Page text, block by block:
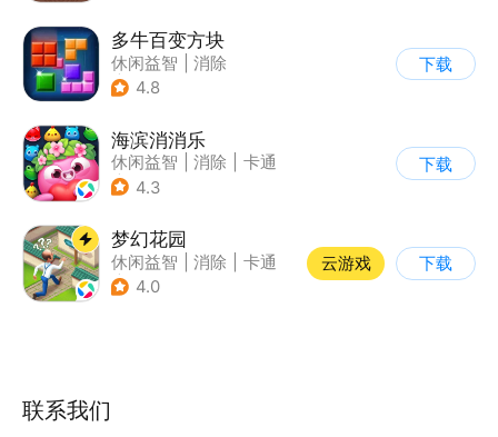
多牛百变方块
休闲益智
消除
| 多比特
4.8
下载
海滨消消乐
休闲益智 消除
卡通
| 乐元素
4.3
下载
梦幻花园
休闲益智 消除
卡通
| 创梦天地
4.0
云游戏 下载
联系我们